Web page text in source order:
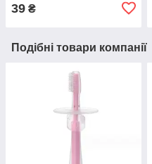
39 ₴
Подібні товари компанії